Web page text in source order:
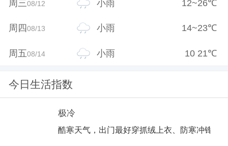
周三08/12 小雨 12~26℃
周四08/13 小雨 14~23℃
周五08/14 小雨 10 21℃
今日生活指数
极冷
酷寒天气，出门最好穿抓绒上衣、防寒冲锋衣